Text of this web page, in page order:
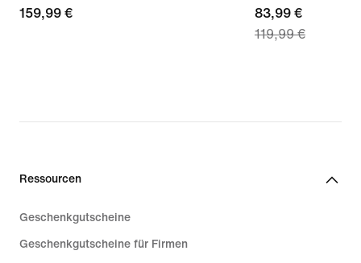
159,99 €
159,99 €
current
price
119,99 €
83,99 €
119,99 €
Ressourcen
Geschenkgutscheine
Geschenkgutscheine für Firmen